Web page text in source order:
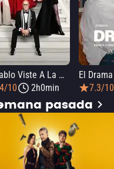
El Diablo Viste A La Moda 2
10
2h0min
El Drama
7.3/10
pasada